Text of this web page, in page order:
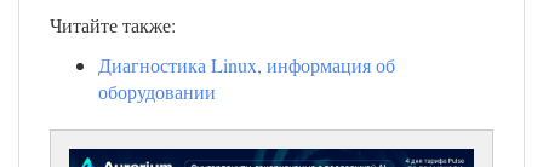
Читайте также:
Диагностика Linux, информация об
оборудовании